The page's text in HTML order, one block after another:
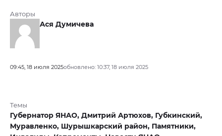
Авторы
Ася Думичева
09:45, 18 июля 2025обновлено: 10:37, 18 июля 2025
Темы
Губернатор ЯНАО, Дмитрий Артюхов, Губкинский,
Муравленко, Шурышкарский район, Памятники,